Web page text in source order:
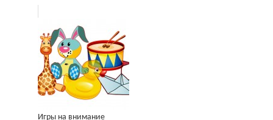
Игры на внимание